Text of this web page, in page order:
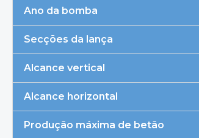
Ano da bomba
Secções da lança
Alcance vertical
Alcance horizontal
Produção máxima de betão